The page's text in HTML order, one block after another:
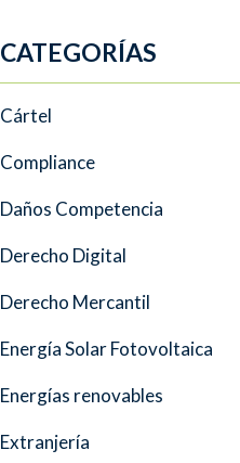
CATEGORÍAS
Cártel
Compliance
Daños Competencia
Derecho Digital
Derecho Mercantil
Energía Solar Fotovoltaica
Energías renovables
Extranjería